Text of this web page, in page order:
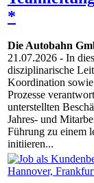
*
Die Autobahn
21.07.2026 - In
disziplinarische
Koordination
Prozesse
unterstellten
Jahres- und
Führung zu einem
initiieren...